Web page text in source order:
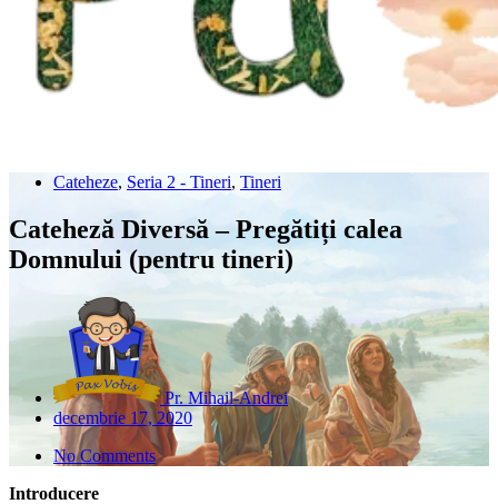
Cateheze, Seria 2 - Tineri, Tineri
Cateheză Diversă – Pregătiți calea
Domnului (pentru tineri)
Pr. Mihail-Andrei
decembrie 17, 2020
No Comments
Introducere